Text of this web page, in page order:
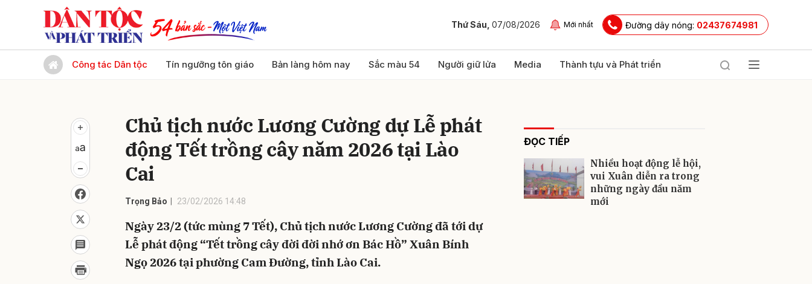
Thứ Sáu, 07/08/2026 Mới nhất Đường dây nóng: 02437674981
Công tác Dân tộc Tín ngưỡng tôn giáo Bản làng hôm nay Sắc màu 54 Người giữ lửa Media Thành tựu và Phát triển
Chủ tịch nước Lương Cường dự Lễ phát
động Tết trồng cây năm 2026 tại Lào
Cai
Trọng Bảo 23/02/2026 14:48
Ngày 23/2 (tức mùng 7 Tết), Chủ tịch nước Lương Cường đã tới dự
Lễ phát động “Tết trồng cây đời đời nhớ ơn Bác Hồ” Xuân Bính
Ngọ 2026 tại phường Cam Đường, tỉnh Lào Cai.
ĐỌC TIẾP
Nhiều hoạt động lễ hội,
vui Xuân diễn ra trong
những ngày đầu năm
mới
Gửi bình luận
Gửi